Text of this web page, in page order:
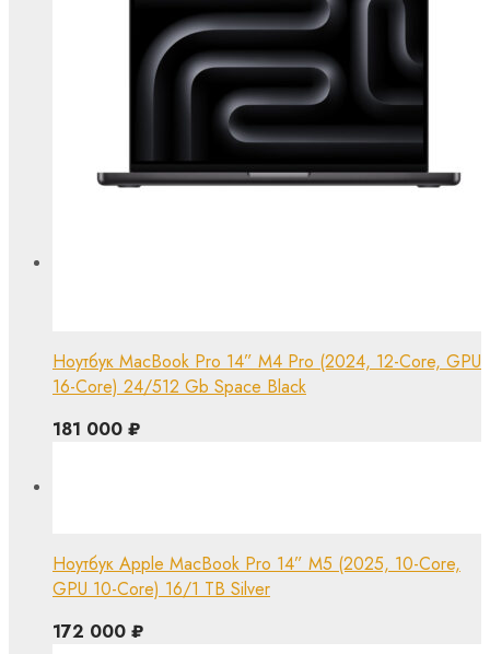
Ноутбук MacBook Pro 14” M4 Pro (2024, 12-Core, GPU
16-Core) 24/512 Gb Space Black
181 000 ₽
Ноутбук Apple MacBook Pro 14” M5 (2025, 10-Core,
GPU 10-Core) 16/1 TB Silver
172 000 ₽